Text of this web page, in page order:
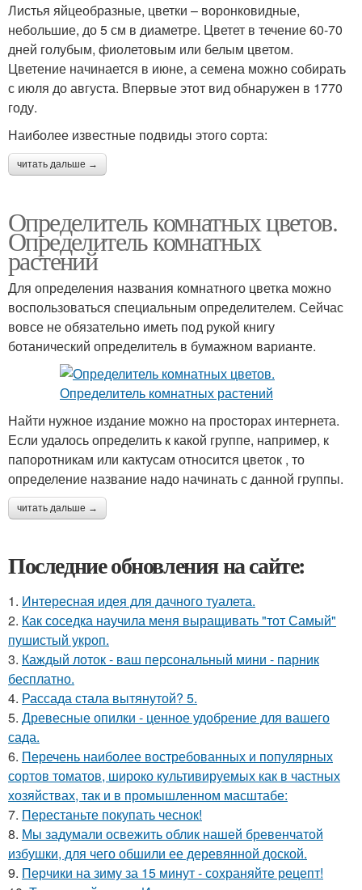
Листья яйцеобразные, цветки – воронковидные,
небольшие, до 5 см в диаметре. Цветет в течение 60-70
дней голубым, фиолетовым или белым цветом.
Цветение начинается в июне, а семена можно собирать
с июля до августа. Впервые этот вид обнаружен в 1770
году.
Наиболее известные подвиды этого сорта:
читать дальше →
Определитель комнатных цветов.
Определитель комнатных
растений
Для определения названия комнатного цветка можно
воспользоваться специальным определителем. Сейчас
вовсе не обязательно иметь под рукой книгу
ботанический определитель в бумажном варианте.
Найти нужное издание можно на просторах интернета.
Если удалось определить к какой группе, например, к
папоротникам или кактусам относится цветок , то
определение название надо начинать с данной группы.
читать дальше →
Последние обновления на сайте:
1. Интересная идея для дачного туалета.
2. Как соседка научила меня выращивать "тот Самый"
пушистый укроп.
3. Каждый лоток - ваш персональный мини - парник
бесплатно.
4. Рассада стала вытянутой? 5.
5. Древесные опилки - ценное удобрение для вашего
сада.
6. Перечень наиболее востребованных и популярных
сортов томатов, широко культивируемых как в частных
хозяйствах, так и в промышленном масштабе:
7. Перестаньте покупать чеснок!
8. Мы задумали освежить облик нашей бревенчатой
избушки, для чего обшили ее деревянной доской.
9. Перчики на зиму за 15 минут - сохраняйте рецепт!